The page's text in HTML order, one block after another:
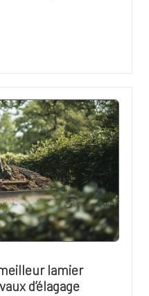
lamier
d’élagage